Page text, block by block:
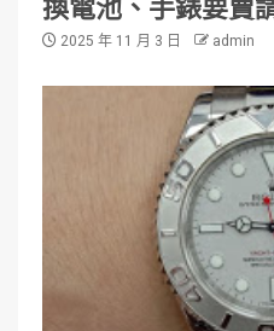
換電池、手錶要賣
2025 年 11 月 3 日 admin